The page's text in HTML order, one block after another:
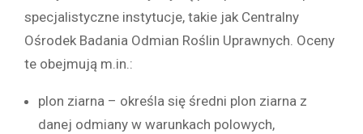
specjalistyczne instytucje, takie jak Centralny
Ośrodek Badania Odmian Roślin Uprawnych. Oceny
te obejmują m.in.:
plon ziarna – określa się średni plon ziarna z
danej odmiany w warunkach polowych,